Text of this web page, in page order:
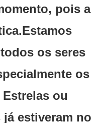
pois a
os seres
os
ou
estiveram no